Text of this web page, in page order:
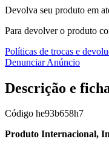
Devolva seu produto em
Para devolver o produto
Políticas de trocas e
Denunciar Anúncio
Descrição e
Código he93b658h7
Produto Internacional,